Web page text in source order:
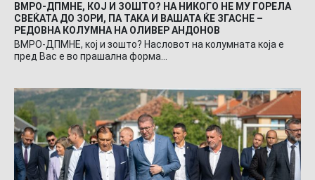
ВМРО-ДПМНЕ, КОЈ И ЗОШТО? НА НИКОГО НЕ МУ ГОРЕЛА
СВЕЌАТА ДО ЗОРИ, ПА ТАКА И ВАШАТА ЌЕ ЗГАСНЕ –
РЕДОВНА КОЛУМНА НА ОЛИВЕР АНДОНОВ
ВМРО-ДПМНЕ, кој и зошто? Насловот на колумната која е
пред Вас е во прашална форма…